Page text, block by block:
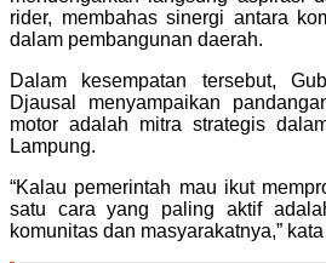
rider, membahas sinergi antara
dalam pembangunan daerah.
Dalam kesempatan tersebut,
Djausal menyampaikan
motor adalah mitra strategis
Lampung.
“Kalau pemerintah mau ikut
satu cara yang paling aktif
komunitas dan masyarakatnya,”